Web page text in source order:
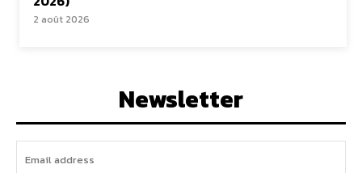
2 août 2026
Newsletter